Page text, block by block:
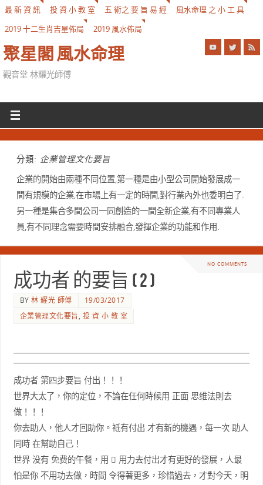
最 新 資 訊 投 資 小 教 室 五 術之 要 旨 易 經
風水命理 之 小 工 具
2019 十二生肖吉星佈局
2019 風水佈局
聚星閣 風水命理
觀音堂 林耀光師傅
分類: 企業管理文化要旨
企業的開始由兩種不同位置,第一種是由小型公司開始發展成一
間有規模的企業,在市場上有一定的時間,對行業內外也委明白了.
另一種是集合多間公司一同創造的一間全新企業,有不同專業人
員,有不同理念需要時間安排融合,發揮企業的功能和作用.
NO COMMENTS
成功者 的要旨 ( 2 )
BY林 耀光 師傅
19/03/2017
企業管理文化要旨, 投 資 小 教 室
成功者 第四步要旨 付出！！！
世界大太了，你的定位，不論在任何時候用 正面 思维法則去
做！！！
你去助人，他人才回助你。祗有付出 才有新的機遇，每一次 助人
同時 在幫助自己！
世界 没有 免费的午餐，用  用力去付出才有更好的發展，人最
怕是你 不用功去做，時間 令得著更多，珍惜過去，才對今天，明